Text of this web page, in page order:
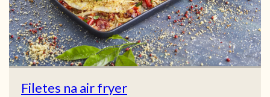
Filetes na air fryer